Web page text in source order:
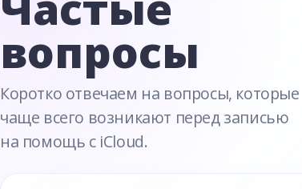
вопросы
Коротко отвечаем на вопросы, которые
чаще всего возникают перед записью
на помощь с iCloud.